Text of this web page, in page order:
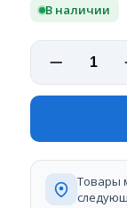
В наличии
Товары